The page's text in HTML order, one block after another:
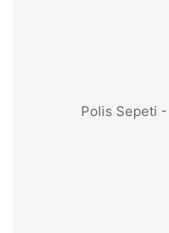
Polis Sepeti -